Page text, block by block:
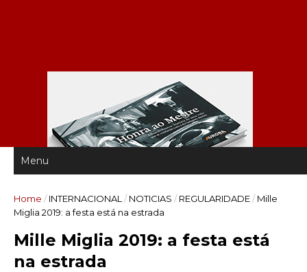
Home / INTERNACIONAL / NOTICIAS / REGULARIDADE/ Mille
Miglia 2019: a festa está na estrada
Mille Miglia 2019: a festa está
na estrada